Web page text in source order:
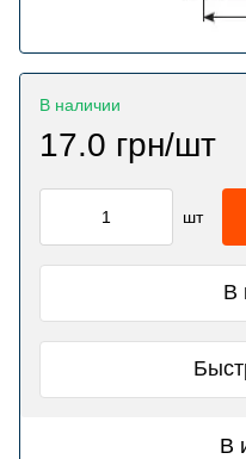
В наличии
17.0 грн/шт
шт
В
В